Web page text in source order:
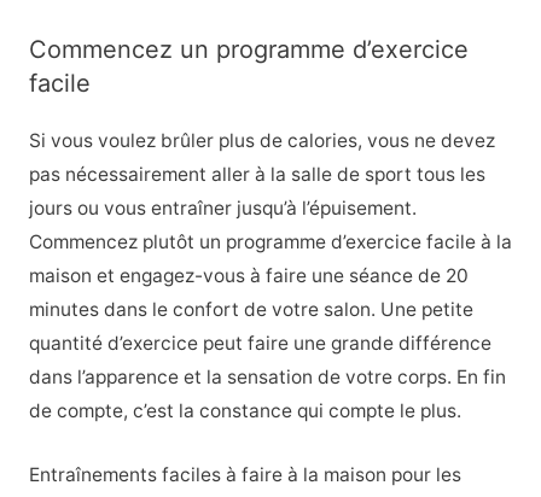
Commencez un programme d’exercice
facile
Si vous voulez brûler plus de calories, vous ne devez
pas nécessairement aller à la salle de sport tous les
jours ou vous entraîner jusqu’à l’épuisement.
Commencez plutôt un programme d’exercice facile à la
maison et engagez-vous à faire une séance de 20
minutes dans le confort de votre salon. Une petite
quantité d’exercice peut faire une grande différence
dans l’apparence et la sensation de votre corps. En fin
de compte, c’est la constance qui compte le plus.
Entraînements faciles à faire à la maison pour les